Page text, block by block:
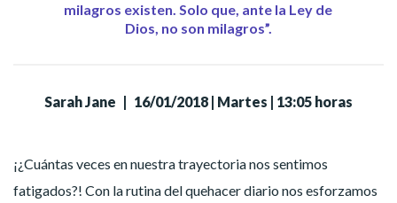
milagros existen. Solo que, ante la Ley de
Dios, no son milagros”.
Sarah Jane | 16/01/2018 | Martes | 13:05 horas
¡¿Cuántas veces en nuestra trayectoria nos sentimos
fatigados?! Con la rutina del quehacer diario nos esforzamos